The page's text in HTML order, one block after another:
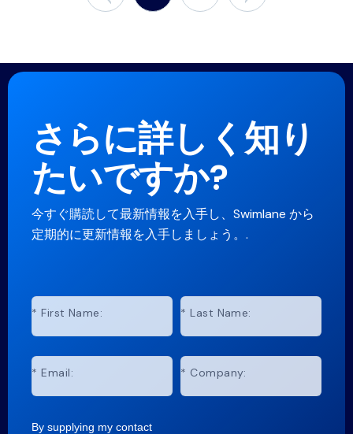
さらに詳しく知り
たいですか?
今すぐ購読して最新情報を入手し、Swimlane から
定期的に更新情報を入手しましょう。.
* First Name: * Last Name:
* Email: * Company:
By supplying my contact